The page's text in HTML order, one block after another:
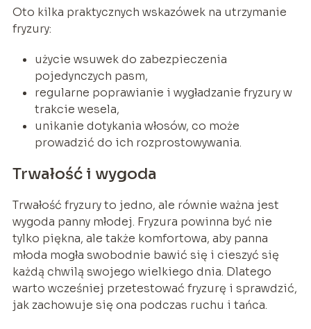
Oto kilka praktycznych wskazówek na utrzymanie
fryzury:
użycie wsuwek do zabezpieczenia
pojedynczych pasm,
regularne poprawianie i wygładzanie fryzury w
trakcie wesela,
unikanie dotykania włosów, co może
prowadzić do ich rozprostowywania.
Trwałość i wygoda
Trwałość fryzury to jedno, ale równie ważna jest
wygoda panny młodej. Fryzura powinna być nie
tylko piękna, ale także komfortowa, aby panna
młoda mogła swobodnie bawić się i cieszyć się
każdą chwilą swojego wielkiego dnia. Dlatego
warto wcześniej przetestować fryzurę i sprawdzić,
jak zachowuje się ona podczas ruchu i tańca.